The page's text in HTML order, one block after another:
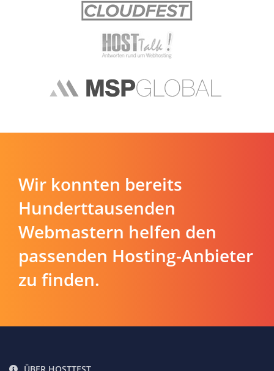
Wir konnten bereits
Hunderttausenden
Webmastern helfen den
passenden Hosting-Anbieter
zu finden.